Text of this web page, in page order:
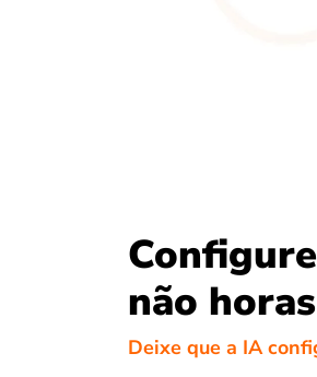
não horas
Deixe que a IA